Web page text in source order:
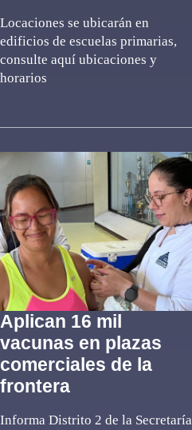
Locaciones se ubicarán en
edificios de escuelas primarias,
consulte aquí ubicaciones y
horarios
Aplican 16 mil
vacunas en plazas
comerciales de la
frontera
Informa Distrito 2 de la Secretaría